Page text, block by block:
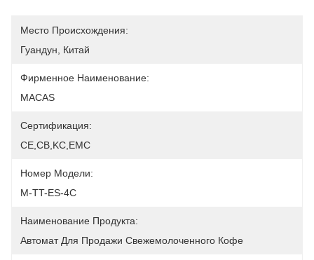
Место Происхождения:
Гуандун, Китай
Фирменное Наименование:
MACAS
Сертификация:
CE,CB,KC,EMC
Номер Модели:
M-TT-ES-4C
Наименование Продукта:
Автомат Для Продажи Свежемолоченного Кофе